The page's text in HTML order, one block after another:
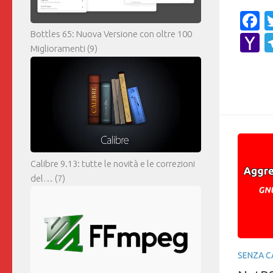
SENZA
Bottles 65: Nuova Versione con oltre 100
Miglioramenti (9)
Calibre 9.13: tutte le novità e le correzioni
del… (7)